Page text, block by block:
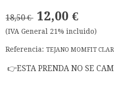
18,50 € 12,00 €
(IVA General 21% incluido)
Referencia:TEJANO MOMFIT
👉ESTA PRENDA NO SE